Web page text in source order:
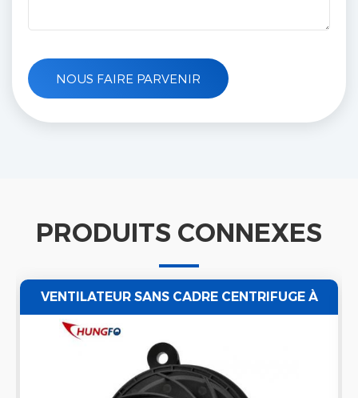
PRODUITS CONNEXES
VENTILATEUR SANS CADRE CENTRIFUGE À
AIR À TURBINE EN PLASTIQUE POUR LA
VENTILATION